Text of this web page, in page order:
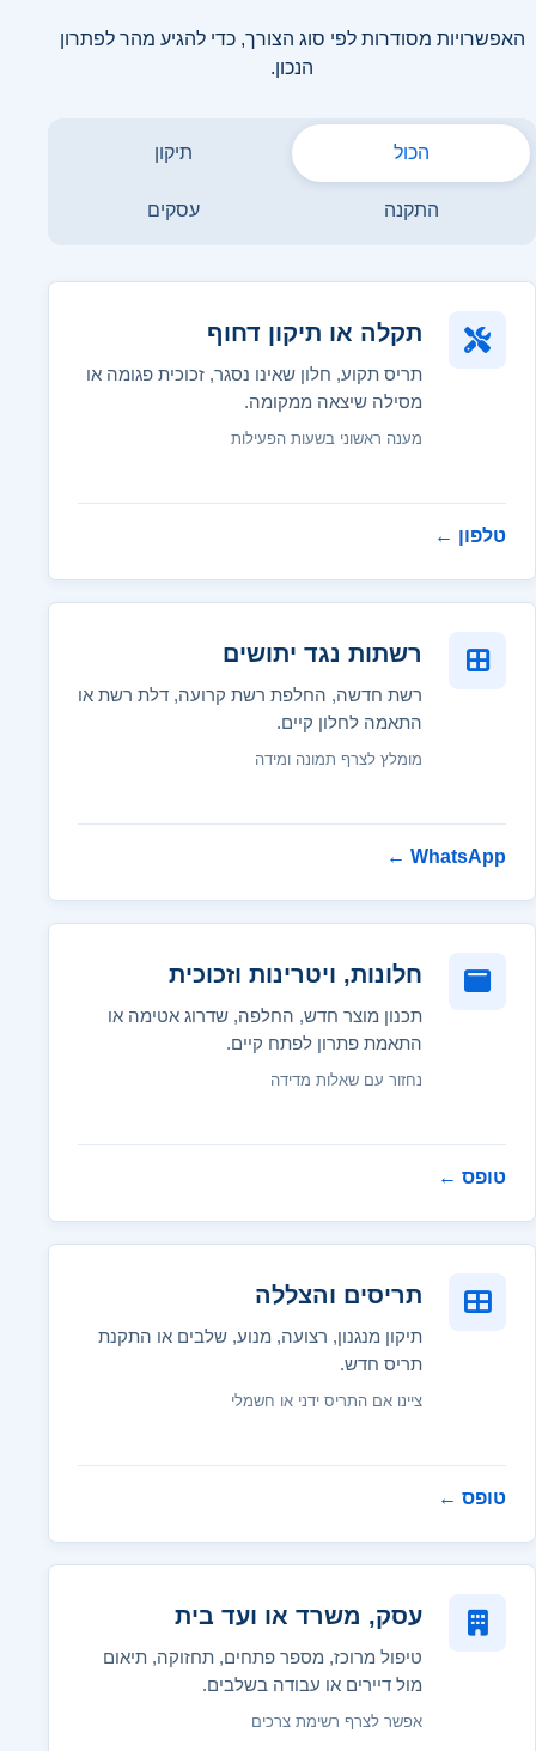
האפשרויות מסודרות לפי סוג הצורך, כדי להגיע מהר לפתרון
הנכון.
הכול תיקון
התקנה עסקים
תקלה או תיקון דחוף
תריס תקוע, חלון שאינו נסגר, זכוכית פגומה או
מסילה שיצאה ממקומה.
מענה ראשוני בשעות הפעילות
טלפון ←
רשתות נגד יתושים
רשת חדשה, החלפת רשת קרועה, דלת רשת או
התאמה לחלון קיים.
מומלץ לצרף תמונה ומידה
WhatsApp
←
חלונות, ויטרינות וזכוכית
תכנון מוצר חדש, החלפה, שדרוג אטימה או
התאמת פתרון לפתח קיים.
נחזור עם שאלות מדידה
טופס ←
תריסים והצללה
תיקון מנגנון, רצועה, מנוע, שלבים או התקנת
תריס חדש.
ציינו אם התריס ידני או חשמלי
טופס ←
עסק, משרד או ועד בית
טיפול מרוכז, מספר פתחים, תחזוקה, תיאום
מול דיירים או עבודה בשלבים.
אפשר לצרף רשימת צרכים